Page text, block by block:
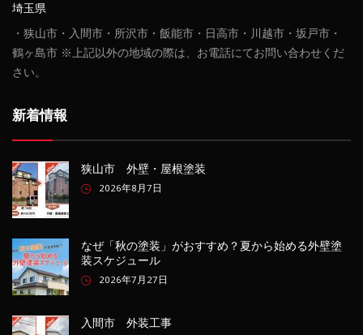
埼玉県
・狭山市・入間市・所沢市・飯能市・日高市・川越市・坂戸市・
鶴ヶ島市 ※上記以外の地域の際は、お電話にてお問い合わせくだ
さい。
新着情報
狭山市 外壁・屋根塗装
2026年8月7日
なぜ「秋の塗装」がおすすめ？夏から始める外壁塗
装スケジュール
2026年7月27日
入間市 外装工事